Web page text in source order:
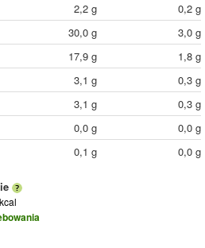
2,2 g
0,2 g
30,0 g 3,0 g
17,9 g
1,8 g
3,1 g 0,3 g
3,1 g
0,3 g
0,0 g
0,0 g
0,1 g 0,0 g